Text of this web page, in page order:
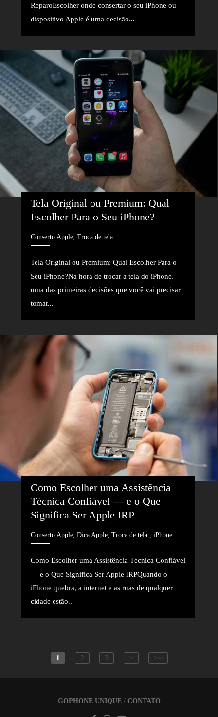
ReparoEscolher onde consertar o seu iPhone ou
dispositivo Apple é uma decisão...
Tela Original ou Premium: Qual
Escolher Para o Seu iPhone?
Conserto Apple, Troca de tela
Tela Original ou Premium: Qual Escolher Para o
Seu iPhone?Na hora de trocar a tela do iPhone,
uma das primeiras decisões que você vai precisar
tomar...
Como Escolher uma Assistência
Técnica Confiável — e o Que
Significa Ser Apple IRP
Conserto Apple, Dica Apple, Troca de tela , iPhone
Como Escolher uma Assistência Técnica Confiável
— e o Que Significa Ser Apple IRPQuando o
iPhone quebra, a internet e as ruas de qualquer
cidade estão...
1 2 3 > >>
GOPHONE UNIQUE/ CONTATO